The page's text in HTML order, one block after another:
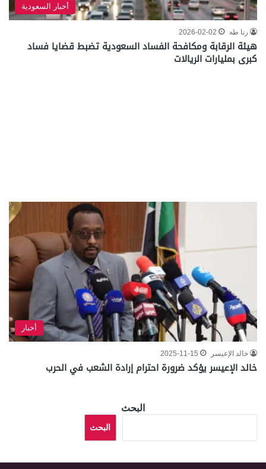
أخبار السعودية
رنا طه 2026-02-02
هيئة الرقابة ومكافحة الفساد السعودية تضبط قضايا فساد
كبرى بمليارات الريالات
أخبار
خالد الإعيسر 2025-11-15
خالد الإعيسر يؤكد ضرورة احترام إرادة الشعب في الحرب
البحث
البحث